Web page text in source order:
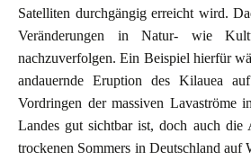
Satelliten durchgängig erreicht wird.
Veränderungen in Natur- wie
nachzuverfolgen. Ein Beispiel hierfür
andauernde Eruption des Kilauea
Vordringen der massiven Lavaströme
Landes gut sichtbar ist, doch auch die
trockenen Sommers in Deutschland auf